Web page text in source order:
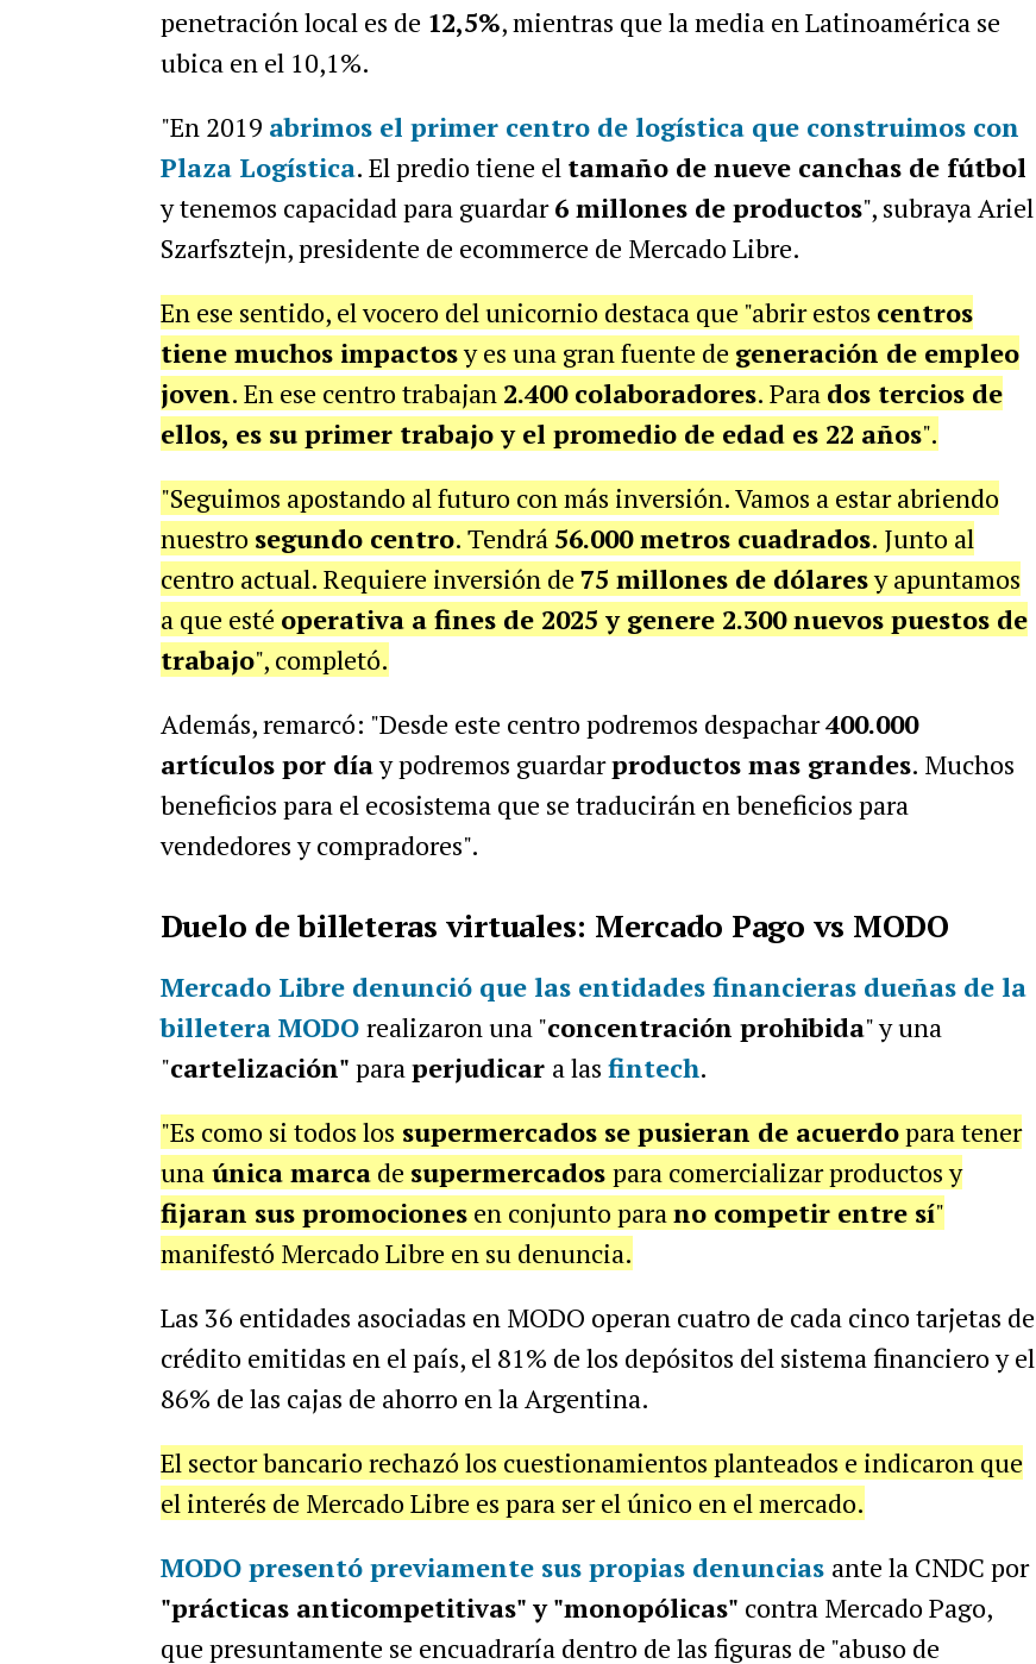
penetración local es de 12,5%, mientras que la media en Latinoamérica se
ubica en el 10,1%.
"En 2019 abrimos el primer centro de logística que construimos con
Plaza Logística. El predio tiene el tamaño de nueve canchas de fútbol
y tenemos capacidad para guardar6 millones de productos", subraya Ariel
Szarfsztejn, presidente de ecommerce de Mercado Libre.
En ese sentido, el vocero del unicornio destaca que "abrir estos centros
tiene muchos impactosy es una gran fuente de generación de empleo
joven. En ese centro trabajan 2.400 colaboradores. Para dos tercios de
ellos, es su primer trabajo y el promedio de edad es 22 años".
"Seguimos apostando al futuro con más inversión. Vamos a estar abriendo
nuestro segundo centro. Tendrá 56.000 metros cuadrados. Junto al
centro actual. Requiere inversión de 75 millones de dólaresy apuntamos
a que esté operativa a fines de 2025 y genere 2.300 nuevos puestos de
trabajo", completó.
Además, remarcó: "Desde este centro podremos despachar400.000
artículos por díay podremos guardarproductos mas grandes. Muchos
beneficios para el ecosistema que se traducirán en beneficios para
vendedores y compradores".
Duelo de billeteras virtuales: Mercado Pago vs MODO
Mercado Libre denunció que las entidades financieras dueñas de la
billetera MODO realizaron una "concentración prohibida" y una
"cartelización" paraperjudicar a las fintech.
"Es como si todos los supermercados se pusieran de acuerdopara tener
unaúnica marcade supermercados para comercializar productos y
fijaran sus promocionesen conjunto parano competir entre sí"
manifestó Mercado Libre en su denuncia.
Las 36 entidades asociadas en MODO operan cuatro de cada cinco tarjetas de
crédito emitidas en el país, el 81% de los depósitos del sistema financiero y el
86% de las cajas de ahorro en la Argentina.
El sector bancario rechazó los cuestionamientos planteados e indicaron que
el interés de Mercado Libre es para ser el único en el mercado.
MODO presentó previamente sus propias denuncias ante la CNDC por
"prácticas anticompetitivas" y "monopólicas" contra Mercado Pago,
que presuntamente se encuadraría dentro de las figuras de "abuso de